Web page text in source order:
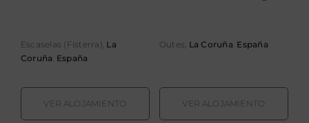
Escaselas (Fisterra), La
Coruña. España
VER ALOJAMIENTO
Outes, La Coruña. España
VER ALOJAMIENTO